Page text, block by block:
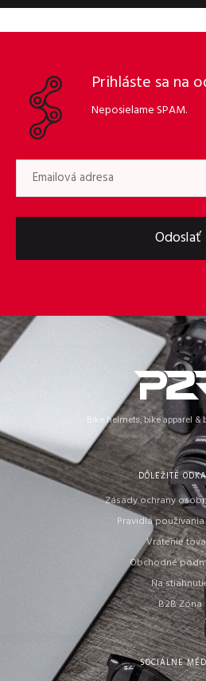
Prihláste sa na
Neposielame SPAM.
Odoslať
SOCIÁLNE
DÔLEŽITÉ
Zásady ochrany
Pravidlá
Vrátenie
Obchodné
Na
B2B Zóna
Bike helmets, bike apparel &